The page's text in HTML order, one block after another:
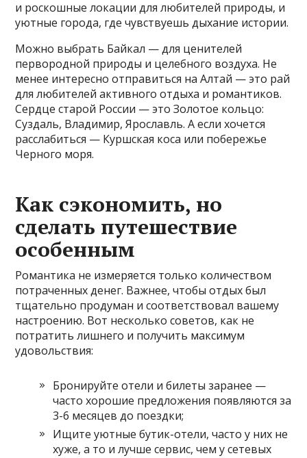
и роскошные локации для любителей природы, и
уютные города, где чувствуешь дыхание истории.
Можно выбрать Байкал — для ценителей
первородной природы и целебного воздуха. Не
менее интересно отправиться на Алтай — это рай
для любителей активного отдыха и романтиков.
Сердце старой России — это Золотое кольцо:
Суздаль, Владимир, Ярославль. А если хочется
расслабиться — Куршская коса или побережье
Черного моря.
Как сэкономить, но
сделать путешествие
особенным
Романтика не измеряется только количеством
потраченных денег. Важнее, чтобы отдых был
тщательно продуман и соответствовал вашему
настроению. Вот несколько советов, как не
потратить лишнего и получить максимум
удовольствия:
Бронируйте отели и билеты заранее —
часто хорошие предложения появляются за
3-6 месяцев до поездки;
Ищите уютные бутик-отели, часто у них не
хуже, а то и лучше сервис, чем у сетевых